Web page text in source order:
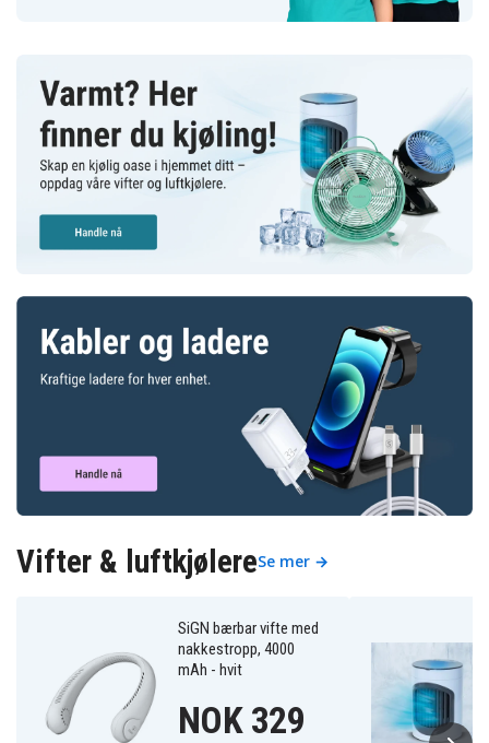
Vifter & luftkjølereSe mer →
SiGN bærbar vifte med
nakkestropp, 4000
mAh - hvit
NOK 329